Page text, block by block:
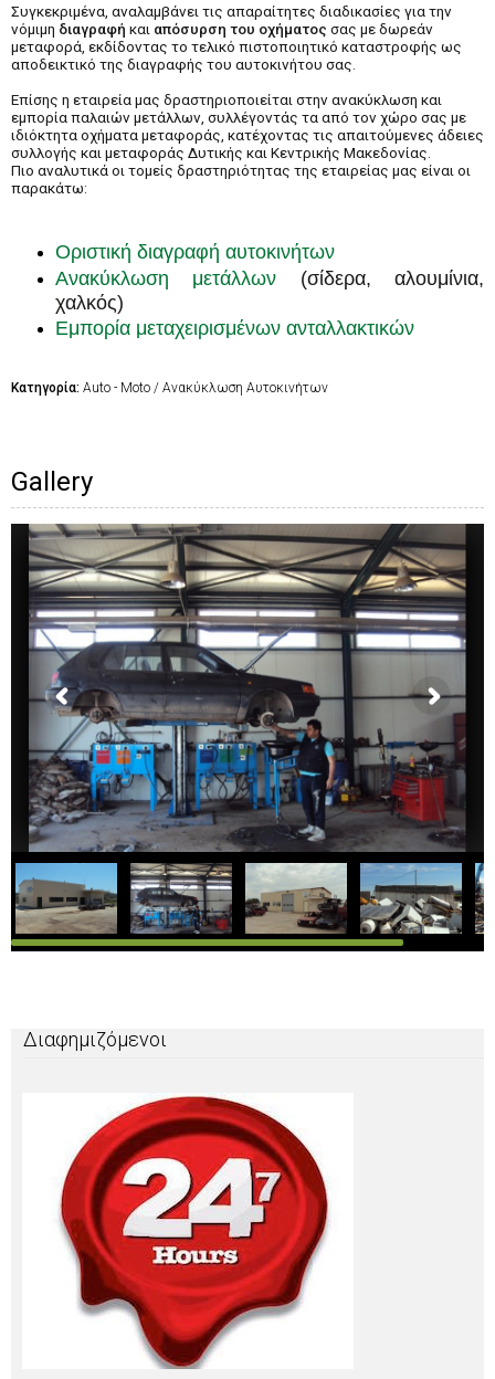
Συγκεκριμένα, αναλαμβάνει τις απαραίτητες διαδικασίες για την
νόμιμη διαγραφή και απόσυρση του οχήματος σας με δωρεάν
μεταφορά, εκδίδοντας το τελικό πιστοποιητικό καταστροφής ως
αποδεικτικό της διαγραφής του αυτοκινήτου σας.
Επίσης η εταιρεία μας δραστηριοποιείται στην ανακύκλωση και
εμπορία παλαιών μετάλλων, συλλέγοντάς τα από τον χώρο σας με
ιδιόκτητα οχήματα μεταφοράς, κατέχοντας τις απαιτούμενες άδειες
συλλογής και μεταφοράς Δυτικής και Κεντρικής Μακεδονίας.
Πιο αναλυτικά οι τομείς δραστηριότητας της εταιρείας μας είναι οι
παρακάτω:
Οριστική διαγραφή αυτοκινήτων
Ανακύκλωση μετάλλων (σίδερα, αλουμίνια,
χαλκός)
Εμπορία μεταχειρισμένων ανταλλακτικών
Κατηγορία: Auto - Moto / Ανακύκλωση Αυτοκινήτων
Gallery
Διαφημιζόμενοι